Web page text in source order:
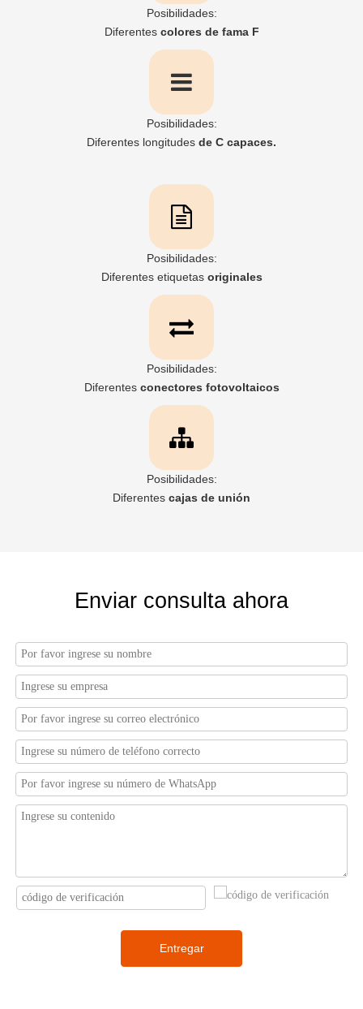
Posibilidades:
Diferentes colores de fama F
Posibilidades:
Diferentes longitudes de C capaces.
Posibilidades:
Diferentes etiquetas originales
Posibilidades:
Diferentes conectores fotovoltaicos
Posibilidades:
Diferentes cajas de unión
Enviar consulta ahora
Entregar